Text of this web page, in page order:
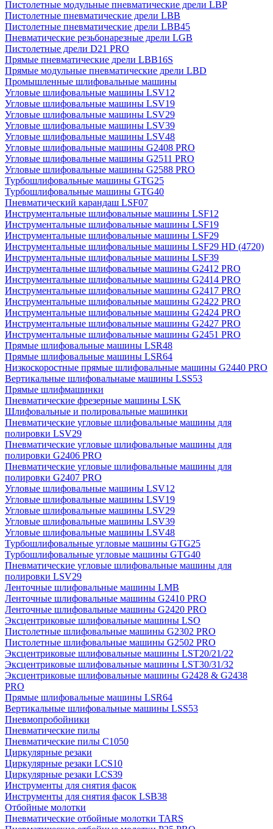
Пистолетные модульные пневматические дрели LBP
Пистолетные пневматические дрели LBB
Пистолетные пневматические дрели LBB45
Пневматические резьбонарезные дрели LGB
Пистолетные дрели D21 PRO
Прямые пневматические дрели LBB16S
Прямые модульные пневматические дрели LBD
Промышленные шлифовальные машины
Угловые шлифовальные машины LSV12
Угловые шлифовальные машины LSV19
Угловые шлифовальные машины LSV29
Угловые шлифовальные машины LSV39
Угловые шлифовальные машины LSV48
Угловые шлифовальные машины G2408 PRO
Угловые шлифовальные машины G2511 PRO
Угловые шлифовальные машины G2588 PRO
Турбошлифовальные машины GTG25
Турбошлифовальные машины GTG40
Пневматический карандаш LSF07
Инструментальные шлифовальные машины LSF12
Инструментальные шлифовальные машины LSF19
Инструментальные шлифовальные машины LSF29
Инструментальные шлифовальные машины LSF29 HD (4720)
Инструментальные шлифовальные машины LSF39
Инструментальные шлифовальные машины G2412 PRO
Инструментальные шлифовальные машины G2414 PRO
Инструментальные шлифовальные машины G2417 PRO
Инструментальные шлифовальные машины G2422 PRO
Инструментальные шлифовальные машины G2424 PRO
Инструментальные шлифовальные машины G2427 PRO
Инструментальные шлифовальные машины G2451 PRO
Прямые шлифовальные машины LSR48
Прямые шлифовальные машины LSR64
Низкоскоростные прямые шлифовальные машины G2440 PRO
Вертикальные шлифовальнаые машины LSS53
Прямые шлифмашинки
Пневматические фрезерные машины LSK
Шлифовальные и полировальные машинки
Пневматические угловые шлифовальные машины для
полировки LSV29
Пневматические угловые шлифовальные машины для
полировки G2406 PRO
Пневматические угловые шлифовальные машины для
полировки G2407 PRO
Угловые шлифовальные машины LSV12
Угловые шлифовальные машины LSV19
Угловые шлифовальные машины LSV29
Угловые шлифовальные машины LSV39
Угловые шлифовальные машины LSV48
Турбошлифовальные угловые машины GTG25
Турбошлифовальные угловые машины GTG40
Пневматические угловые шлифовальные машины для
полировки LSV29
Ленточные шлифовальные машины LMB
Ленточные шлифовальные машины G2410 PRO
Ленточные шлифовальные машины G2420 PRO
Эксцентриковые шлифовальные машины LSO
Пистолетные шлифовальные машины G2302 PRO
Пистолетные шлифовальные машины G2502 PRO
Эксцентриковые шлифовальные машины LST20/21/22
Эксцентриковые шлифовальные машины LST30/31/32
Эксцентриковые шлифовальные машины G2428 & G2438
PRO
Прямые шлифовальные машины LSR64
Вертикальные шлифовальные машины LSS53
Пневмопробойники
Пневматические пилы
Пневматические пилы C1050
Циркулярные резаки
Циркулярные резаки LCS10
Циркулярные резаки LCS39
Инструменты для снятия фасок
Инструменты для снятия фасок LSB38
Отбойные молотки
Пневматические отбойные молотки TARS